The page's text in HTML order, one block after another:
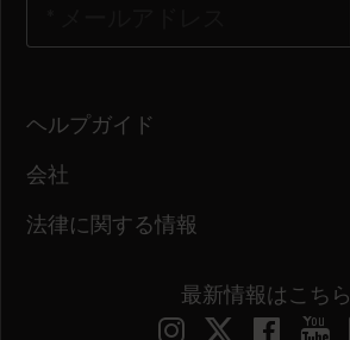
ヘルプガイド
会社
法律に関する情報
最新情報はこちら